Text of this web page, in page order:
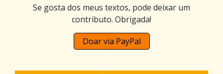
Se gosta dos meus textos, pode deixar um
contributo. Obrigada!
Doar via PayPal